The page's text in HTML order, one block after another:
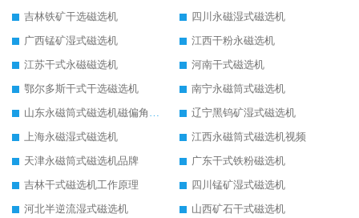
吉林铁矿干选磁选机
四川永磁湿式磁选机
广西锰矿湿式磁选机
江西干粉永磁选机
江苏干式永磁磁选机
河南干式磁选机
鄂尔多斯干式干选磁选机
南宁永磁筒式磁选机
山东永磁筒式磁选机磁偏角怎么调整
辽宁黑钨矿湿式磁选机
上海永磁湿式磁选机
江西永磁筒式磁选机视频
天津永磁筒式磁选机品牌
广东干式铁粉磁选机
吉林干式磁选机工作原理
四川锰矿湿式磁选机
河北半逆流湿式磁选机
山西矿石干式磁选机